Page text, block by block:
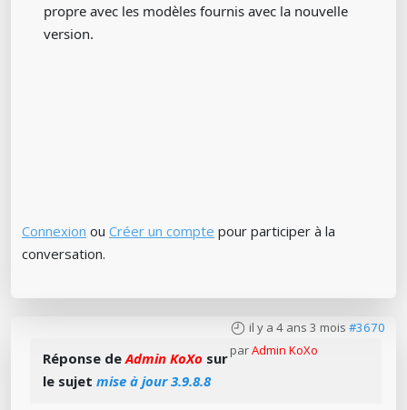
propre avec les modèles fournis avec la nouvelle
version.
Connexion ou Créer un compte pour participer à la
conversation.
il y a 4 ans 3 mois #3670
parAdmin KoXo
Réponse deAdmin KoXo sur
le sujet mise à jour 3.9.8.8